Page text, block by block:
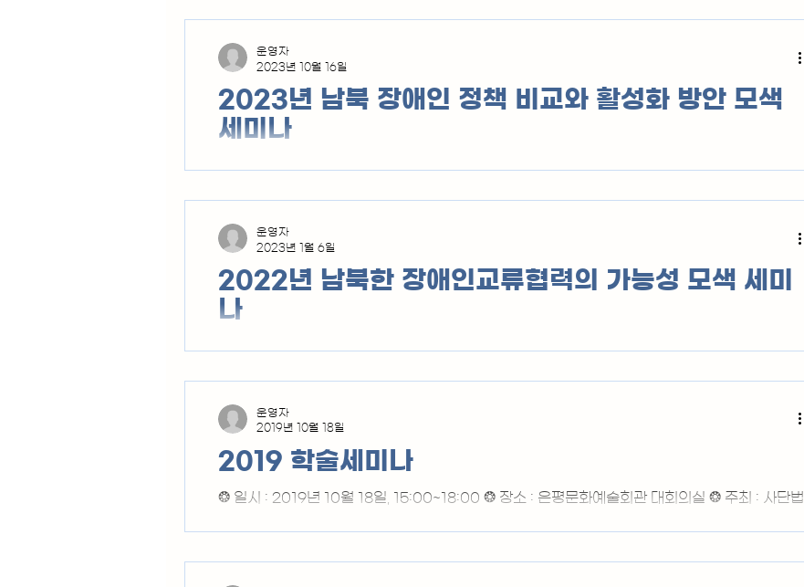
2023년 남북 장애인 정책 비교와 활성화 방안 모색
세미나
운영자
2023년 10월 16일
2022년 남북한 장애인교류협력의 가능성 모색 세미
나
운영자
2023년 1월 6일
2019 학술세미나
❂ 일시 : 2019년 10월 18일, 15:00~18:00 ❂ 장소 : 은평문화예술회관 대회의실 ❂ 주최 : 사단법
회 회장) 15:30 ~ 16:30 제1부 남북교류협력의 전개와 현황 : 분단에서 현재까지 • 사 회 : 강석승
운영자
2019년 10월 18일